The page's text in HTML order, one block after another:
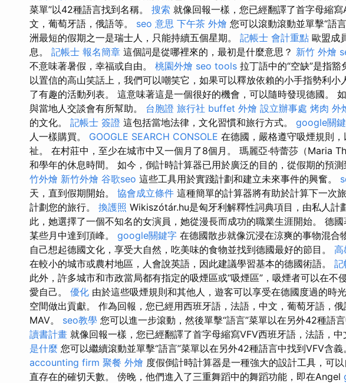
菜單”以42種語言找到名稱。 搜索 就像回報一樣，您已經翻譯了首字母縮
文，葡萄牙語，俄語等。 seo 意思 下午茶 外燴 您可以滾動滾動並單擊“語
洲最短的假期之一是瑞士人，只能持續五個星期。 記帳士 會計重點 歐盟成
息。 記帳士 報名簡章 這個詞是從哪裡來的，最初是什麼意思？ 新竹 外燴
不意味著暑假，幸福或自由。 桃園外燴 seo tools 拉丁語中的“空缺”是指
以置信的高山笑話上，我們可以嘲笑它，如果可以釋放依賴的小手指勢利小
了有趣的活動列表。 這意味著這是一個很好的機會，可以隨時發現德國。
與當地人交談會有所幫助。 台胞證 旅行社 buffet 外燴 設立辦事處 烤肉 外
的文化。 記帳士 簽證 這包括當地法律，文化習慣和旅行方式。 google關
人一樣購買。 GOOGLE SEARCH CONSOLE 在德國，嚴格遵守吸煙規則
祉。 在村莊中，至少在城市中又一個月了8個月。 瑪麗亞·特蕾莎（Maria
和學年的休息時間。 如今，倒計時計算器已用於廣泛的目的，從假期的預測
竹外燴 新竹外燴 谷歌seo 這些工具用於實踐計劃和建立未來事件的興奮。
天，直到假期開始。 協會成立條件 這種簡單的計算器將有助於計算下一次
計劃您的旅行。 換護照 Wikiszótár.hu是匈牙利解釋性詞典項目，由私人計
此，她選擇了一個不知名的女演員，她從漫長而成功的職業生涯開始。 德
某些月中達到頂峰。 google關鍵字 在德國散步就像沉浸在涼爽的事物混合
自己想起德國文化，享受大自然，吃美味的食物並找到德國最好的節目。 高
在較小的城市或農村地區，人會說英語，因此建議學習基本的德國術語。 記
此外，許多城市和市政當局都有指定的吸煙區或“吸煙區”，吸煙者可以在不
愛自己。 優化 由於這些吸煙規則和其他人，遊客可以享受在德國度過的時
空間做出貢獻。 作為回報，您已經用西班牙語，法語，中文，葡萄牙語，
MAV。 seo教學 您可以進一步滾動，然後單擊“語言”菜單以在另外42種語
讀書計畫 就像回報一樣，您已經翻譯了首字母縮寫VFV西班牙語，法語，中
是什麼 您可以繼續滾動並單擊“語言”菜單以在另外42種語言中找到VFV含義
accounting firm 聚餐 外燴 度假倒計時計算器是一種強大的設計工具，可
直存在的確切天數。 傍晚，他們進入了三重舞蹈中的舞蹈功能，即在Angel